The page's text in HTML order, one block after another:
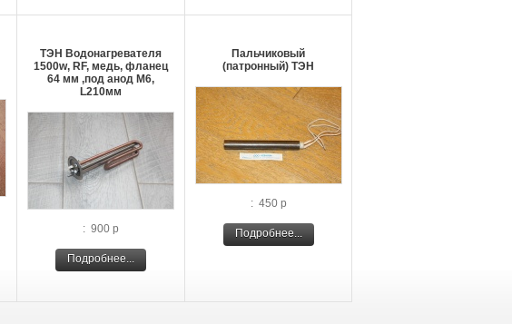
ТЭН Водонагревателя
1500w, RF, медь, фланец
64 мм ,под анод М6,
L210мм
: 900 р
Подробнее...
Пальчиковый
(патронный) ТЭН
: 450 р
Подробнее...